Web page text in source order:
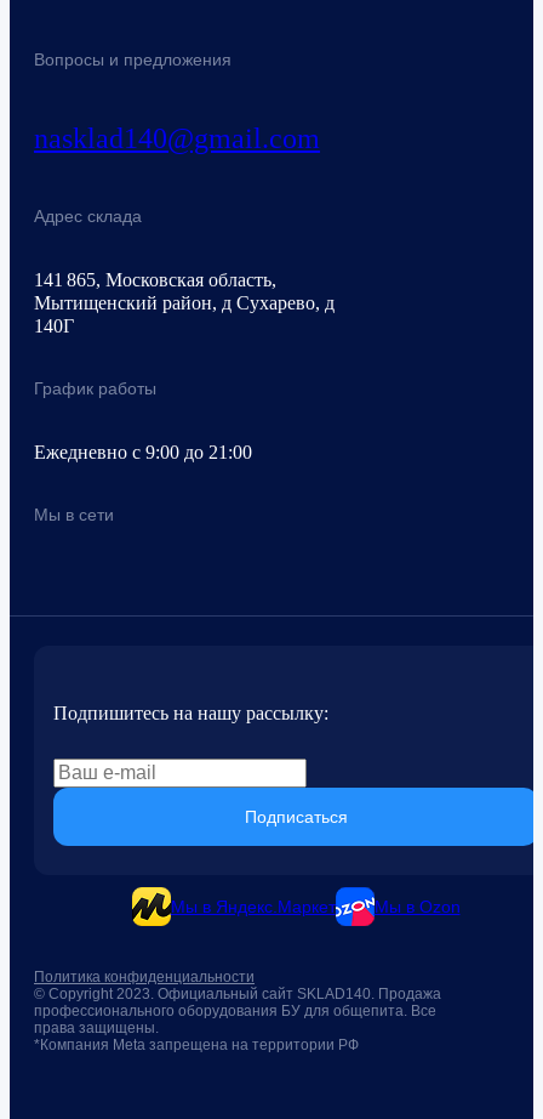
Вопросы и предложения
nasklad140@gmail.com
Адрес склада
141 865, Московская область,
Мытищенский район, д Сухарево, д
140Г
График работы
Ежедневно с 9:00 до 21:00
Мы в сети
Подпишитесь на нашу рассылку:
Подписаться
Мы в Яндекс.Маркет Мы в Ozon
© Copyright 2023. Официальный сайт SKLAD140. Продажа
профессионального оборудования БУ для общепита. Все
права защищены.
*Компания Meta запрещена на территории РФ
Политика конфиденциальности